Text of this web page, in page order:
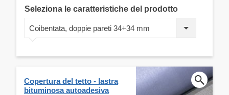
Seleziona le caratteristiche del prodotto
Coibentata, doppie pareti 34+34 mm
Copertura del tetto - lastra
bituminosa autoadesiva